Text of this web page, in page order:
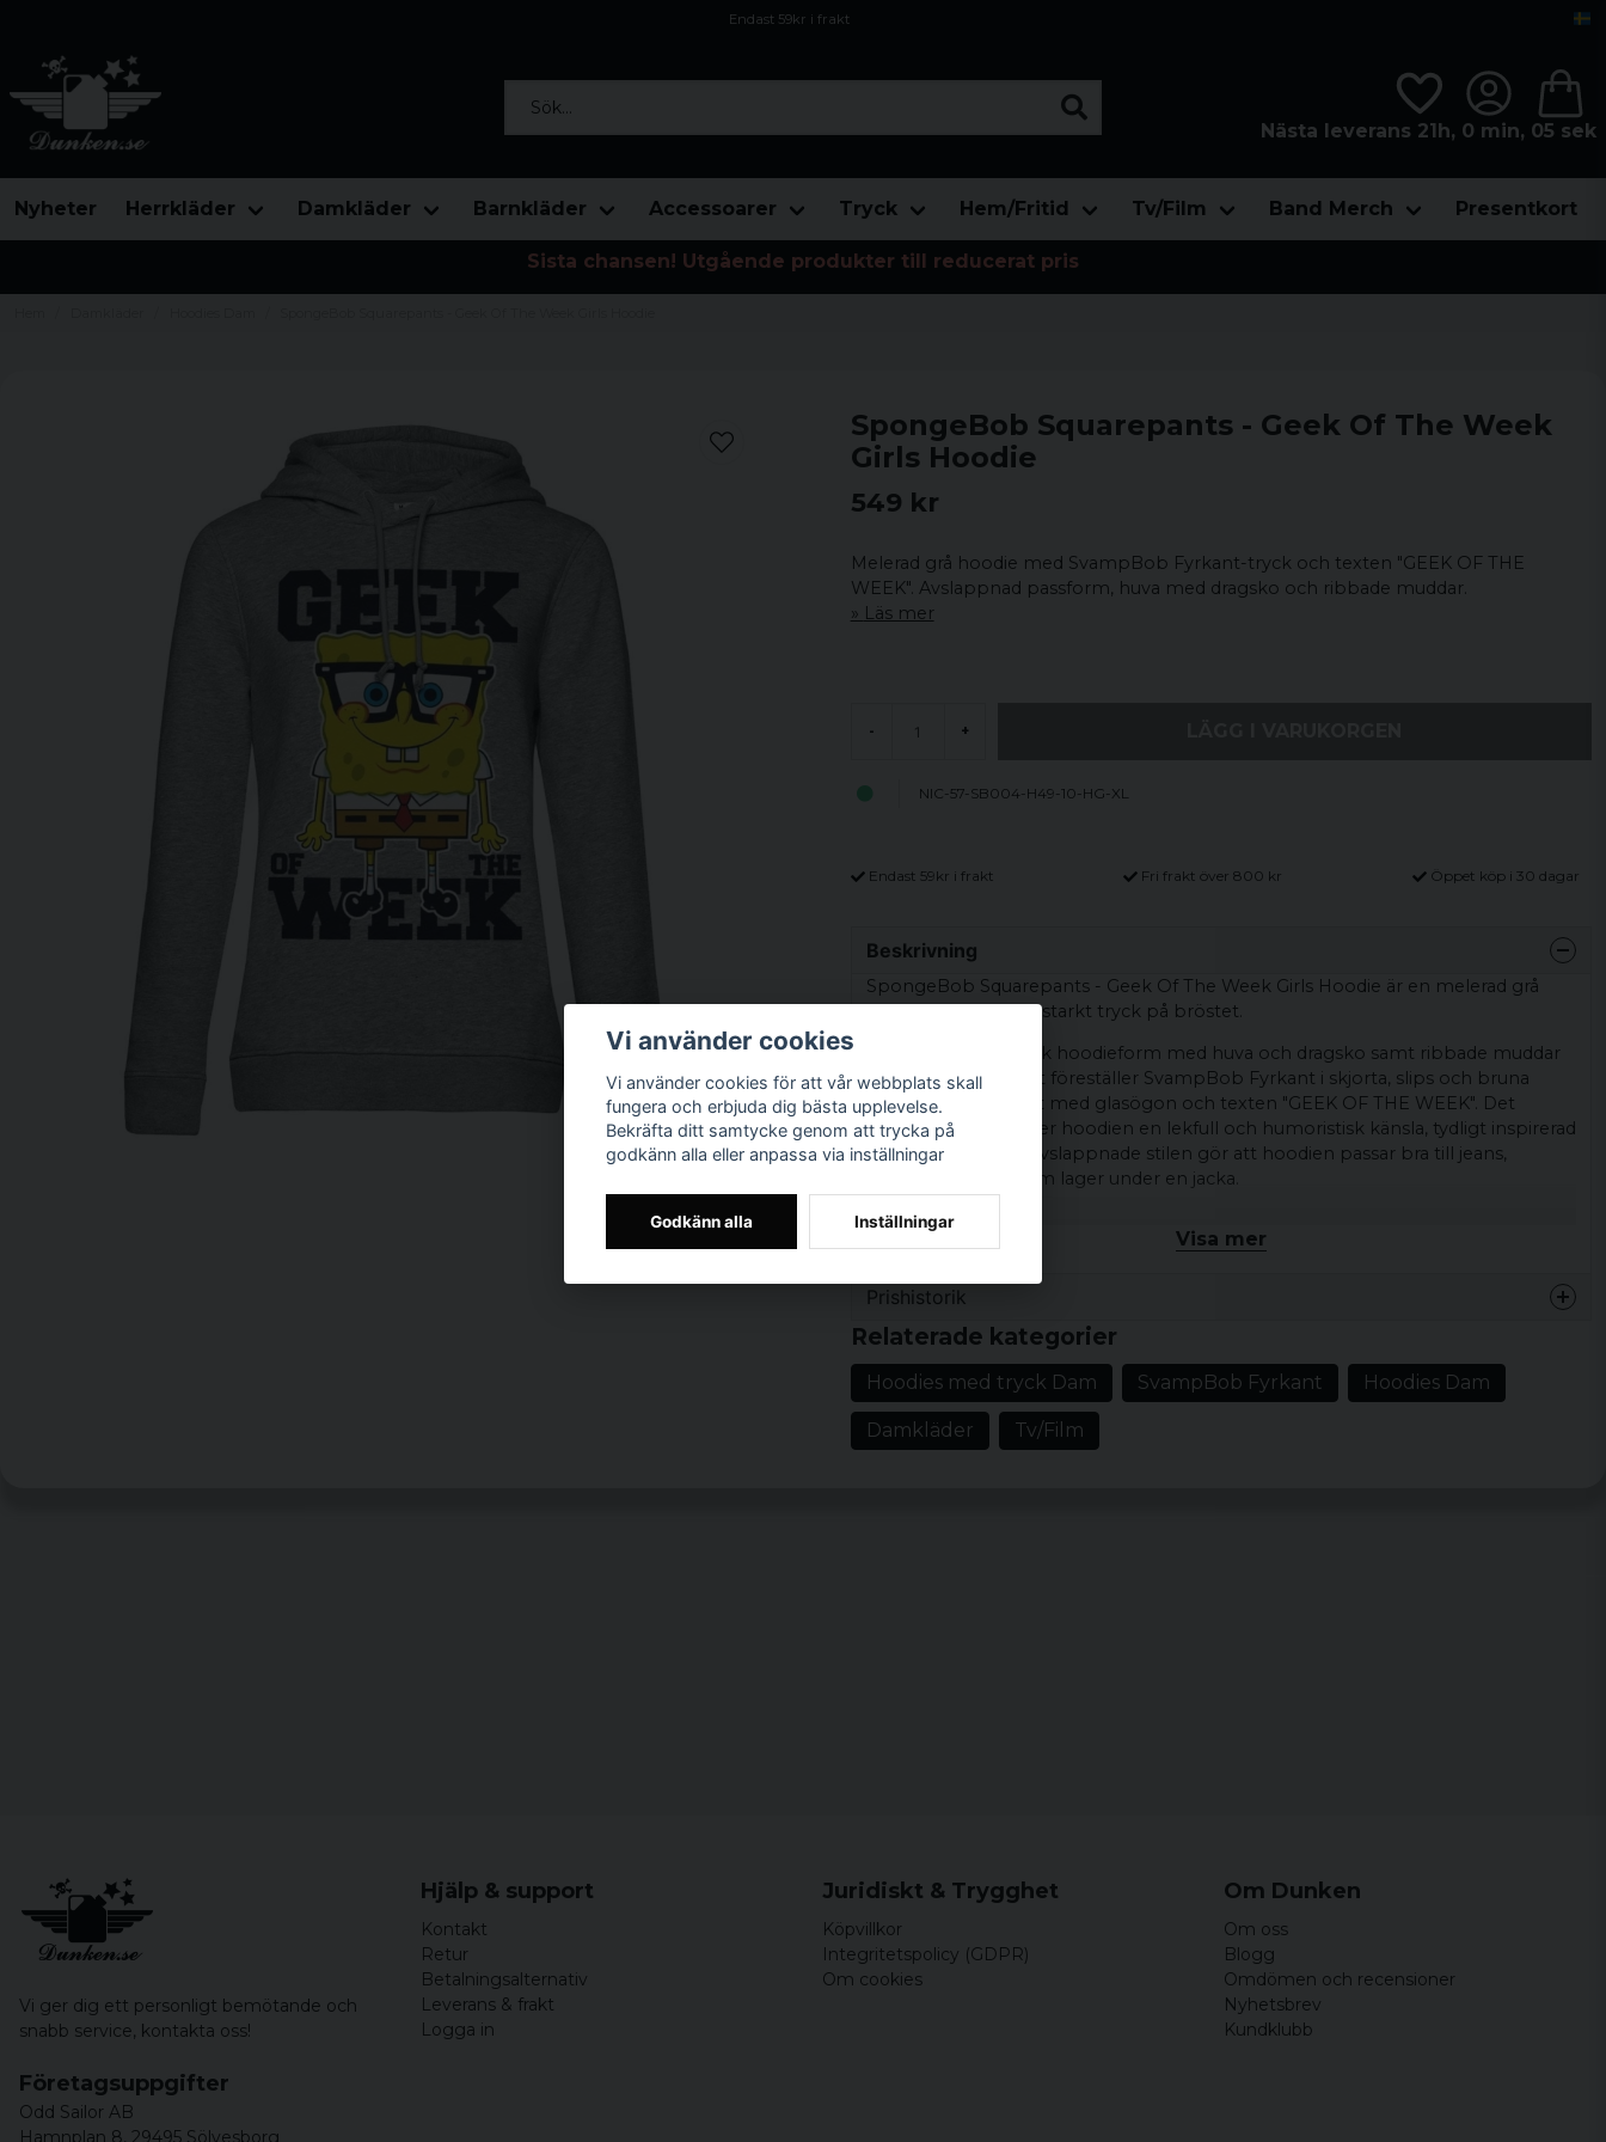
Endast 59kr i frakt
Nästa leverans 21h, 0 min, 04 sek
Nyheter Herrkläder Damkläder Barnkläder Accessoarer Tryck Hem/Fritid Tv/Film Band Merch Presentkort
Sista chansen! Utgående produkter till reducerat pris
SpongeBob Squarepants - Geek Of The Week
Girls Hoodie
549 kr
Melerad grå hoodie med SvampBob Fyrkant-tryck och texten "GEEK OF THE
WEEK". Avslappnad passform, huva med dragsko och ribbade muddar.
Läs mer
- +
NIC-57-SB004-H49-10-HG-XL
Endast 59kr i frakt Fri frakt över 800 kr Öppet köp i 30 dagar
Beskrivning
SpongeBob Squarepants - Geek Of The Week Girls Hoodie är en melerad grå
hoodie med ett färgstarkt tryck på bröstet.
Modellen har klassisk hoodieform med huva och dragsko samt ribbade muddar
och benslut. Trycket föreställer SvampBob Fyrkant i skjorta, slips och bruna
byxor, kompletterat med glasögon och texten "GEEK OF THE WEEK". Det
tecknade motivet ger hoodien en lekfull och humoristisk känsla, tydligt inspirerad
av popkultur. Den avslappnade stilen gör att hoodien passar bra till jeans,
cargobyxor eller som lager under en jacka.
Ett plagg för vardag, lager-på-lager och lediga dagar.
Motiv/tryck:
Mönster/motiv: SvampBob Fyrkant med textmotiv
Stil/känsla:Avslappnad vardagsstil
Färg:Heather-grey (melerad grå)
Material:
80% bomull och 20% polyester
Visa mer
Prishistorik
Relaterade kategorier
Hoodies med tryck Dam SvampBob Fyrkant Hoodies Dam
Damkläder Tv/Film
Vi ger dig ett personligt bemötande och
snabb service, kontakta oss!
Hjälp & support
Kontakt
Retur
Betalningsalternativ
Leverans & frakt
Logga in
Juridiskt & Trygghet
Köpvillkor
Integritetspolicy (GDPR)
Om cookies
Om Dunken
Om oss
Blogg
Omdömen och recensioner
Nyhetsbrev
Kundklubb
Företagsuppgifter
Odd Sailor AB
Hamnplan 8, 29495 Sölvesborg
Vi använder cookies
Vi använder cookies för att vår webbplats skall
fungera och erbjuda dig bästa upplevelse.
Bekräfta ditt samtycke genom att trycka på
godkänn alla eller anpassa via inställningar
Godkänn alla Inställningar